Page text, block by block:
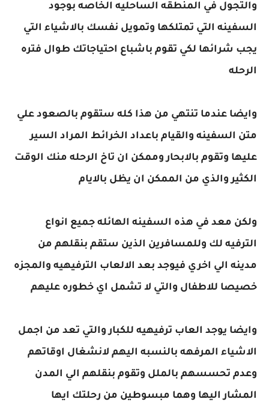
والتجول في المنطقه الساحليه الخاصه بوجود
السفينه التي تمتلكها وتمويل نفسك بالاشياء التي
يجب شرائها لكي تقوم باشباع احتياجاتك طوال فتره
الرحله
وايضا عندما تنتهي من هذا كله ستقوم بالصعود علي
متن السفينه والقيام باعداد الخرائط المراد السير
عليها وتقوم بالابحار وممكن ان تاخ الرحله منك الوقت
الكثير والذي من الممكن ان يظل بالايام
ولكن معد في هذه السفينه الهائله جميع انواع
الترفيه لك وللمسافرين الذين ستقم بنقلهم من
مدينه الي اخري فيوجد بعد الالعاب الترفيهيه والمجزه
خصيصا للاطفال والتي لا تشمل اي خطوره عليهم
وايضا يوجد العاب ترفيهيه للكبار والتي تعد من اجمل
الاشياء المرفهه بالنسبه اليهم لانشغال اوقاتهم
وعدم تحسسهم بالملل وتقوم بنقلهم الي المدن
المشار اليها وهما مبسوطين من رحلتك ايها